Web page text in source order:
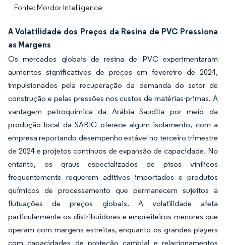
Fonte: Mordor Intelligence
A Volatilidade dos Preços da Resina de PVC Pressiona
as Margens
Os mercados globais de resina de PVC experimentaram
aumentos significativos de preços em fevereiro de 2024,
impulsionados pela recuperação da demanda do setor de
construção e pelas pressões nos custos de matérias-primas. A
vantagem petroquímica da Arábia Saudita por meio da
produção local da SABIC oferece algum isolamento, com a
empresa reportando desempenho estável no terceiro trimestre
de 2024 e projetos contínuos de expansão de capacidade. No
entanto, os graus especializados de pisos vinílicos
frequentemente requerem aditivos importados e produtos
químicos de processamento que permanecem sujeitos a
flutuações de preços globais. A volatilidade afeta
particularmente os distribuidores e empreiteiros menores que
operam com margens estreitas, enquanto os grandes players
com capacidades de proteção cambial e relacionamentos